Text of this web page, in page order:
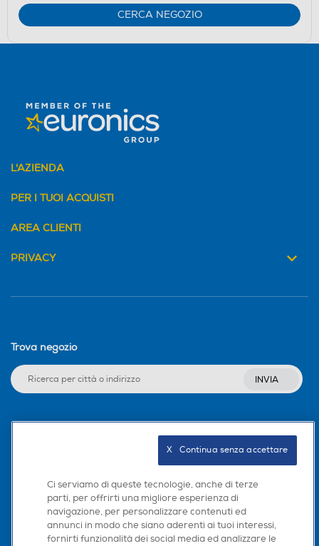
CERCA NEGOZIO
L'AZIENDA
PER I TUOI ACQUISTI
AREA CLIENTI
PRIVACY
Trova negozio
INVIA
Scarica la nostra app
Ci serviamo di queste tecnologie, anche di terze
parti, per offrirti una migliore esperienza di
navigazione, per personalizzare contenuti ed
annunci in modo che siano aderenti ai tuoi interessi,
fornirti funzionalità dei social media ed analizzare le
X   Continua senza accettare